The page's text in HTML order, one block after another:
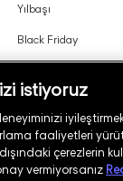
Yılbaşı
Black Friday
istiyoruz
faaliyetleri
çerezlerin
vermiyorsanız